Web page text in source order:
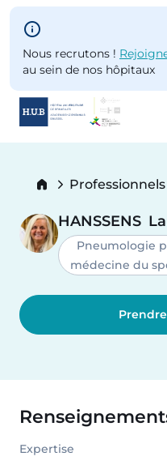
Skip to main content
Nous recrutons !
au sein de nos hôpitaux
content
Breadcrumb
HANSSENS
Pneumologie
médecine du
Expertise